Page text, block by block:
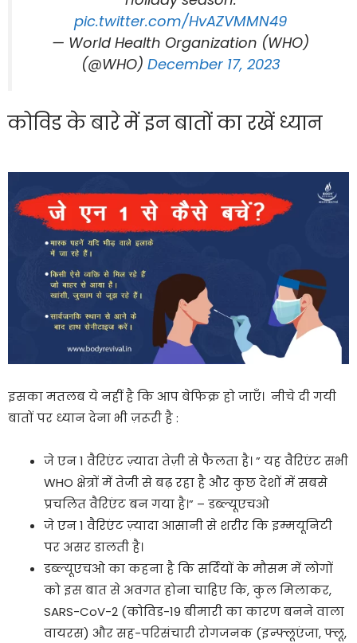
pic.twitter.com/HvAZVMMN49
— World Health Organization (WHO)
(@WHO) December 17, 2023
कोविड के बारे में इन बातों का रखें ध्यान
इसका मतलब ये नहीं है कि आप बेफिक्र हो जाएँ। नीचे दी गयी
बातों पर ध्यान देना भी ज़रूरी है :
जे एन 1 वैरिएंट ज़्यादा तेज़ी से फैलता है। ” यह वैरिएंट सभी
WHO क्षेत्रों में तेजी से बढ़ रहा है और कुछ देशों में सबसे
प्रचलित वैरिएंट बन गया है।” – डब्ल्यूएचओ
जे एन 1 वैरिएंट ज़्यादा आसानी से शरीर कि इम्मयूनिटी
पर असर डालती है।
डब्ल्यूएचओ का कहना है कि सर्दियों के मौसम में लोगों
को इस बात से अवगत होना चाहिए कि, कुल मिलाकर,
SARS-CoV-2 (कोविड-19 बीमारी का कारण बनने वाला
वायरस) और सह-परिसंचारी रोगजनक (इन्फ्लूएंजा, फ्लू,